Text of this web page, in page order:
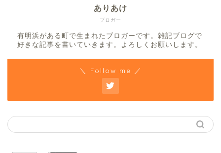
ブロガー
ありあけ
有明浜がある町で生まれたブロガーです。雑記ブログで
好きな記事を書いていきます。よろしくお願いします。
＼ Follow me ／